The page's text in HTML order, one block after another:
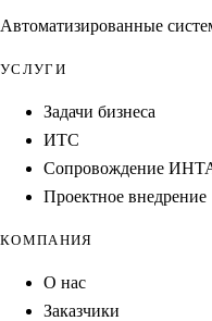
Автоматизированные
УСЛУГИ
Задачи бизнеса
ИТС
Сопровождение
Проектное внедрение
КОМПАНИЯ
О нас
Заказчики